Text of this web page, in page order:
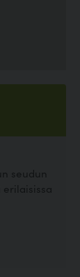
seudun
erilaisissa